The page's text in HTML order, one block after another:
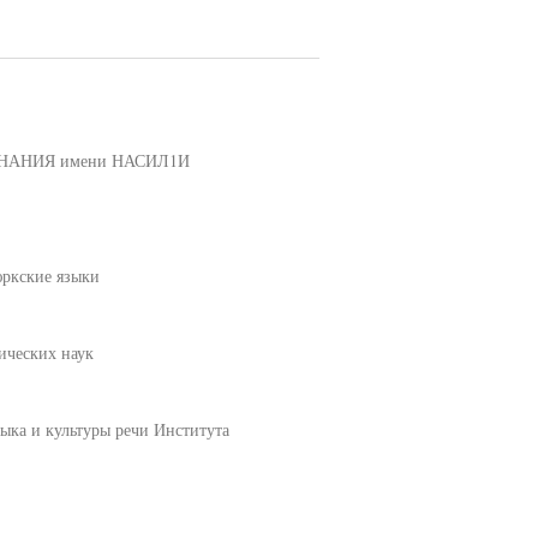
имени НАСИЛ1И
языки
наук
и культуры речи Института